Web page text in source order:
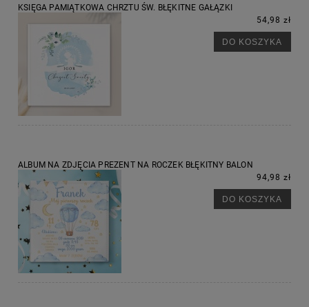
KSIĘGA PAMIĄTKOWA CHRZTU ŚW. BŁĘKITNE GAŁĄZKI
54,98 zł
DO KOSZYKA
ALBUM NA ZDJĘCIA PREZENT NA ROCZEK BŁĘKITNY BALON
94,98 zł
DO KOSZYKA